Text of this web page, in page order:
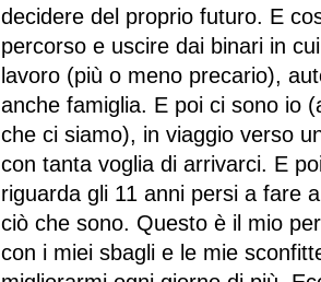
decidere del proprio futuro. E
percorso e uscire dai binari in
lavoro (più o meno precario),
anche famiglia. E poi ci sono io
che ci siamo), in viaggio verso
con tanta voglia di arrivarci. E
riguarda gli 11 anni persi a fare
ciò che sono. Questo è il mio
con i miei sbagli e le mie